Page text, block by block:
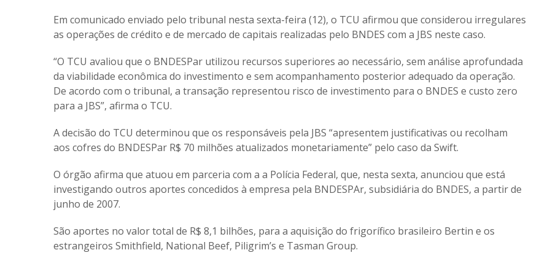
Em comunicado enviado pelo tribunal nesta sexta-feira (12), o TCU afirmou que considerou irregulares
as operações de crédito e de mercado de capitais realizadas pelo BNDES com a JBS neste caso.
“O TCU avaliou que o BNDESPar utilizou recursos superiores ao necessário, sem análise aprofundada
da viabilidade econômica do investimento e sem acompanhamento posterior adequado da operação.
De acordo com o tribunal, a transação representou risco de investimento para o BNDES e custo zero
para a JBS”, afirma o TCU.
A decisão do TCU determinou que os responsáveis pela JBS “apresentem justificativas ou recolham
aos cofres do BNDESPar R$ 70 milhões atualizados monetariamente” pelo caso da Swift.
O órgão afirma que atuou em parceria com a a Polícia Federal, que, nesta sexta, anunciou que está
investigando outros aportes concedidos à empresa pela BNDESPAr, subsidiária do BNDES, a partir de
junho de 2007.
São aportes no valor total de R$ 8,1 bilhões, para a aquisição do frigorífico brasileiro Bertin e os
estrangeiros Smithfield, National Beef, Piligrim’s e Tasman Group.